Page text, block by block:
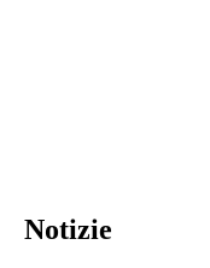
Notizie